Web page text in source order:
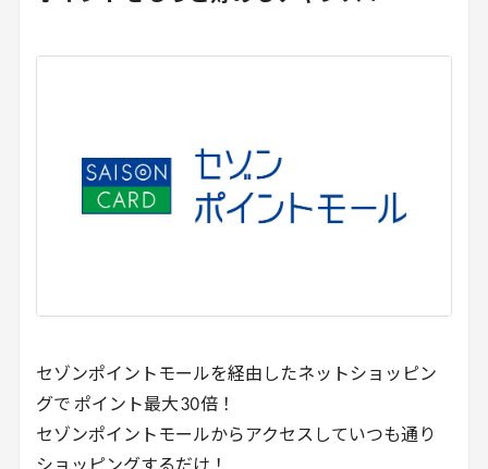
セゾンポイントモールを経由したネットショッピン
グで ポイント最大30倍！
セゾンポイントモールからアクセスしていつも通り